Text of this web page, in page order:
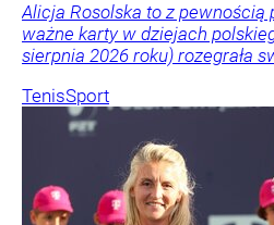
Alicja Rosolska to z pewnością
ważne karty w dziejach
sierpnia 2026 roku) rozegrała
TenisSport